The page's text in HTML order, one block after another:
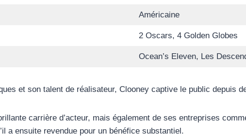
Américaine
2 Oscars, 4 Golden Globes
Ocean’s Eleven, Les
et son talent de réalisateur, Clooney captive le public depuis
carrière d’acteur, mais également de ses entreprises
a ensuite revendue pour un bénéfice substantiel.